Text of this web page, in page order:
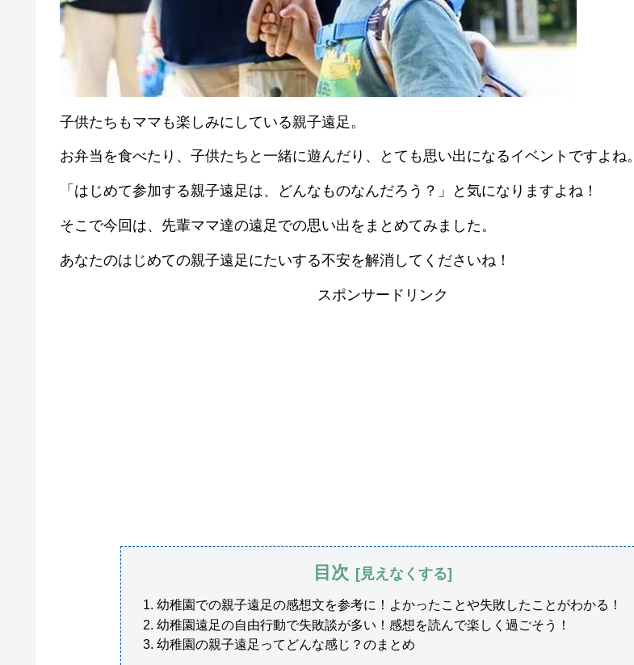
子供たちもママも楽しみにしている親子遠足。
お弁当を食べたり、子供たちと一緒に遊んだり、とても思い出になるイベントですよね。
「はじめて参加する親子遠足は、どんなものなんだろう？」と気になりますよね！
そこで今回は、先輩ママ達の遠足での思い出をまとめてみました。
あなたのはじめての親子遠足にたいする不安を解消してくださいね！
スポンサードリンク
目次
幼稚園での親子遠足の感想文を参考に！よかったことや失敗したことがわかる！
幼稚園遠足の自由行動で失敗談が多い！感想を読んで楽しく過ごそう！
幼稚園の親子遠足ってどんな感じ？のまとめ